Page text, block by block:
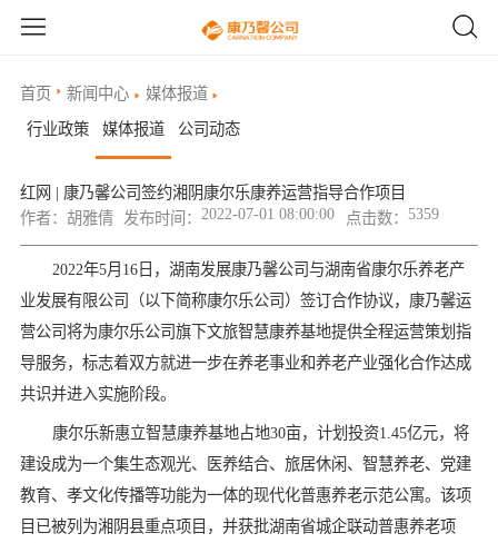
首页 新闻中心
媒体报道
行业政策
媒体报道 公司动态
红网 | 康乃馨公司签约湘阴康尔乐康养运营指导合作项目
作者： 胡雅倩 发布时间：2022-07-01 08:00:00 点击数： 5359
2022年5月16日，湖南发展康乃馨公司与湖南省康尔乐养老产
业发展有限公司（以下简称康尔乐公司）签订合作协议，康乃馨运
营公司将为康尔乐公司旗下文旅智慧康养基地提供全程运营策划指
导服务，标志着双方就进一步在养老事业和养老产业强化合作达成
共识并进入实施阶段。
康尔乐新惠立智慧康养基地占地30亩，计划投资1.45亿元，将
建设成为一个集生态观光、医养结合、旅居休闲、智慧养老、党建
教育、孝文化传播等功能为一体的现代化普惠养老示范公寓。该项
目已被列为湘阴县重点项目，并获批湖南省城企联动普惠养老项